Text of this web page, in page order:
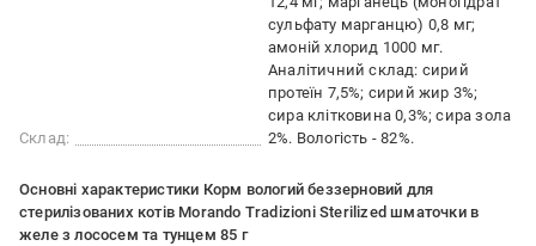
Склад:
сульфату марганцю) 0,8 мг;
амоній хлорид 1000 мг.
Аналітичний склад: сирий
протеїн 7,5%; сирий жир 3%;
сира клітковина 0,3%; сира зола
2%. Вологість - 82%.
Основні характеристики Корм вологий беззерновий для
стерилізованих котів Morando Tradizioni Sterilized шматочки в
желе з лососем та тунцем 85 г